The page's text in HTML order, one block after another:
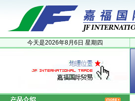
今天是2026年8月 6日 星期四